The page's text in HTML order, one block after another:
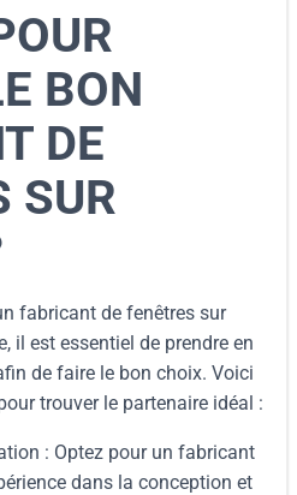
BON
DE
SUR
fabricant de fenêtres sur
il est essentiel de prendre en
de faire le bon choix. Voici
trouver le partenaire idéal :
: Optez pour un fabricant
dans la conception et